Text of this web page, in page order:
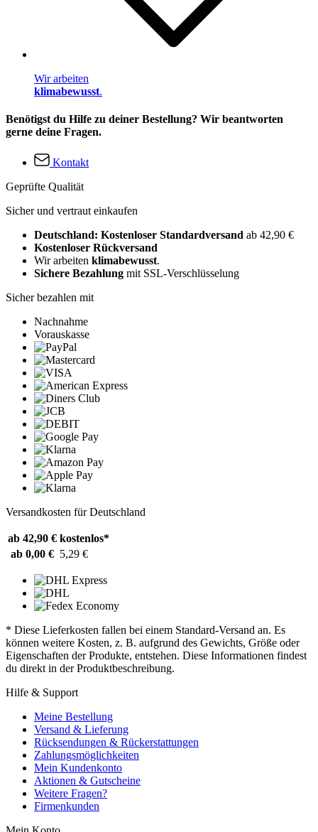
Wir arbeiten
klimabewusst.
Benötigst du Hilfe zu deiner Bestellung? Wir beantworten
gerne deine Fragen.
Kontakt
Geprüfte Qualität
Sicher und vertraut einkaufen
Deutschland: Kostenloser Standardversand ab 42,90 €
Kostenloser Rückversand
Wir arbeiten klimabewusst.
Sichere Bezahlung mit SSL-Verschlüsselung
Sicher bezahlen mit
Nachnahme
Vorauskasse
Versandkosten für Deutschland
ab 42,90 € kostenlos*
ab 0,00 € 5,29 €
* Diese Lieferkosten fallen bei einem Standard-Versand an. Es
können weitere Kosten, z. B. aufgrund des Gewichts, Größe oder
Eigenschaften der Produkte, entstehen. Diese Informationen findest
du direkt in der Produktbeschreibung.
Hilfe & Support
Meine Bestellung
Versand & Lieferung
Rücksendungen & Rückerstattungen
Zahlungsmöglichkeiten
Mein Kundenkonto
Aktionen & Gutscheine
Weitere Fragen?
Firmenkunden